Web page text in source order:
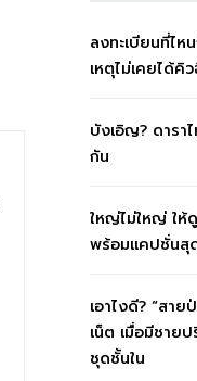
ลงทะเบียนที่ไห
เหตุไม่เคยได้คิ
บังเอิญ? ดารา
กัน
ใหญ่ไม่ใหญ่ ให้
พร้อมแคปชั่นสุ
เอาไงดี? “สา
เน็ต เมื่อมีชาย
ชุดชั้นใน